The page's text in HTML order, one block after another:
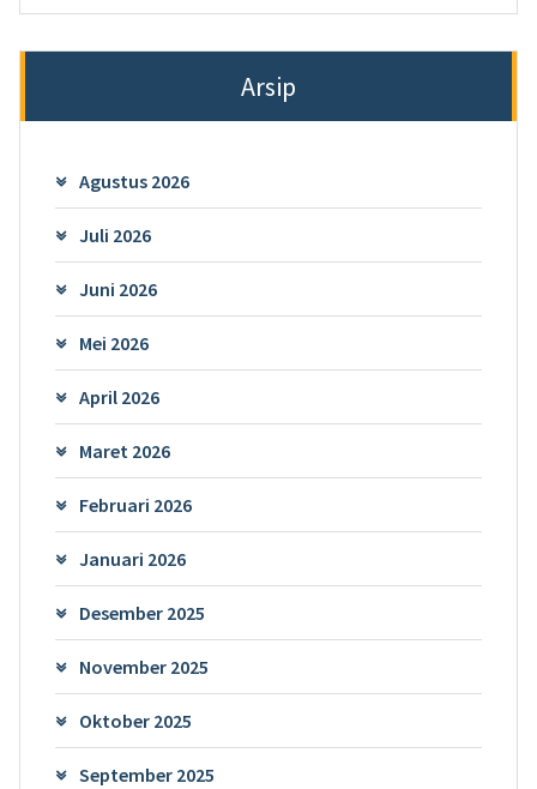
Arsip
Agustus 2026
Juli 2026
Juni 2026
Mei 2026
April 2026
Maret 2026
Februari 2026
Januari 2026
Desember 2025
November 2025
Oktober 2025
September 2025